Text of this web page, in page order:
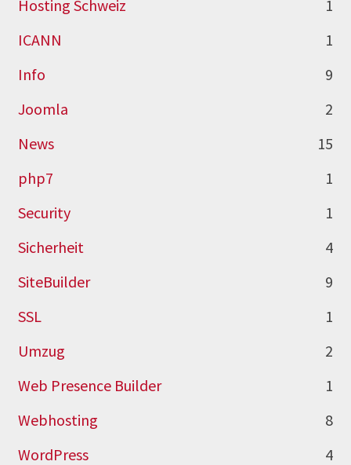
Hosting Schweiz
1
ICANN
1
Info
9
Joomla
2
News
15
php7
1
Security
1
Sicherheit
4
SiteBuilder
9
SSL
1
Umzug
2
Web Presence Builder
1
Webhosting
8
WordPress
4